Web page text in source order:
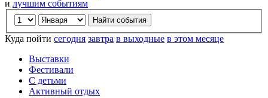
и лучшим событиям
Куда пойти сегодня завтра в выходные в этом месяце
Выставки
Фестивали
С детьми
Активный отдых